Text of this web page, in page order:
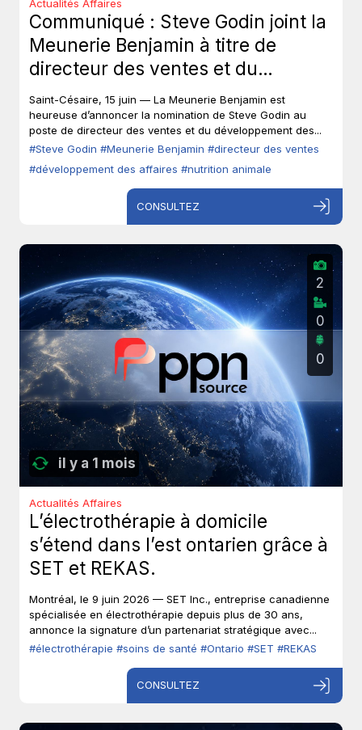
Actualités Affaires
Communiqué : Steve Godin joint la
Meunerie Benjamin à titre de
directeur des ventes et du
développement des affaires.
Saint-Césaire, 15 juin — La Meunerie Benjamin est
heureuse d’annoncer la nomination de Steve Godin au
poste de directeur des ventes et du développement des...
#Steve Godin #Meunerie Benjamin #directeur des ventes
#développement des affaires #nutrition animale
CONSULTEZ
il y a 1 mois
2
0
0
Actualités Affaires
L’électrothérapie à domicile
s’étend dans l’est ontarien grâce à
SET et REKAS.
Montréal, le 9 juin 2026 — SET Inc., entreprise canadienne
spécialisée en électrothérapie depuis plus de 30 ans,
annonce la signature d’un partenariat stratégique avec...
#électrothérapie #soins de santé #Ontario #SET #REKAS
CONSULTEZ